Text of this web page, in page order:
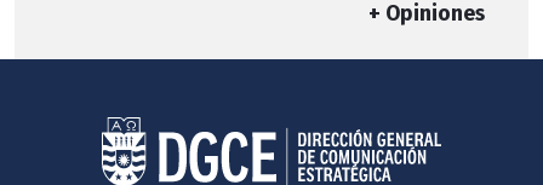
+ Opiniones